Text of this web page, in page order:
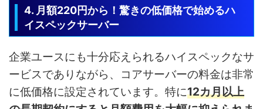
4. 月額220円から！驚きの低価格で始めるハ
イスペックサーバー
企業ユースにも十分応えられるハイスペックなサ
ービスでありながら、コアサーバーの料金は非常
に低価格に設定されています。特に12カ月以上